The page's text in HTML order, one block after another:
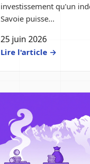
investissement qu'un
Savoie puisse...
25 juin 2026
Lire l'article →